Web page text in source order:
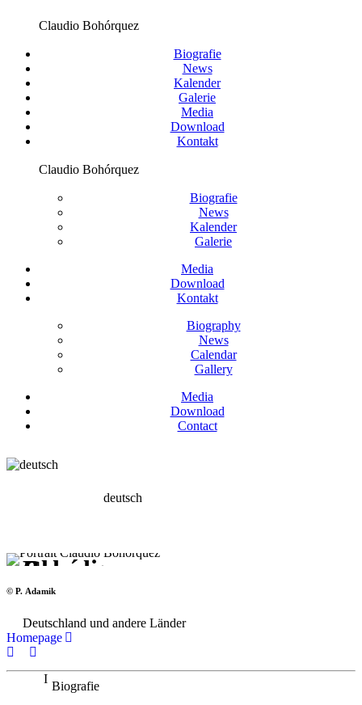
Claudio Bohórquez
Biografie
News
Kalender
Galerie
Media
Download
Kontakt
Claudio Bohórquez
Biografie
News
Kalender
Galerie
Media
Download
Kontakt
Biography
News
Calendar
Gallery
Media
Download
Contact
deutsch
Claudio Bohórquez
Violoncello
© P. Adamik
Deutschland und andere Länder
Homepage
Biografie